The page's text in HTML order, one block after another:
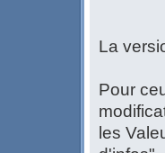
La
Pour
les